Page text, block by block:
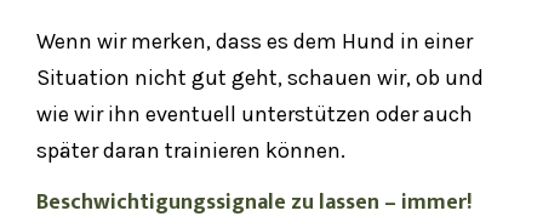
Wenn wir merken, dass es dem Hund in einer
Situation nicht gut geht, schauen wir, ob und
wie wir ihn eventuell unterstützen oder auch
später daran trainieren können.
Beschwichtigungssignale zu lassen – immer!